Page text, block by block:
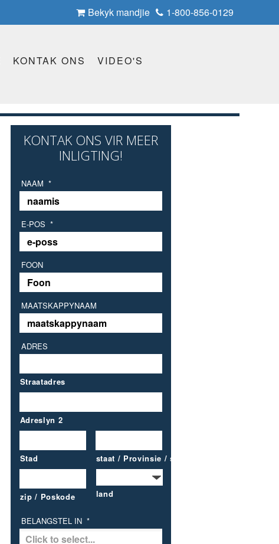
1-800-856-0129
Bekyk mandjie
KONTAK ONS
VIDEO'S
KONTAK ONS ​​VIR MEER
INLIGTING!
NAAM *
E-POS *
FOON
MAATSKAPPYNAAM
ADRES
Straatadres
Adreslyn 2
Stad staat / Provinsie / streek
zip / Poskode land
BELANGSTEL IN *